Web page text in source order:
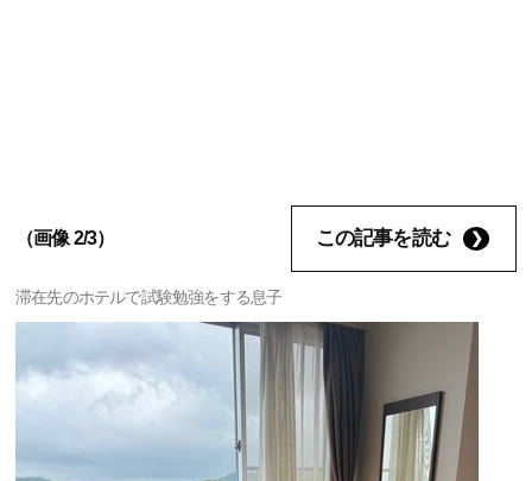
（画像 2/3） この記事を読む
滞在先のホテルで試験勉強をする息子